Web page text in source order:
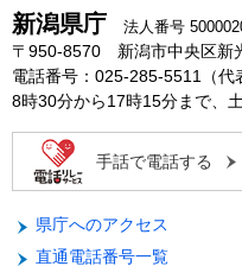
新潟県庁 法人番号
〒950-8570 新潟市中央区新
電話番号：025-285-5511（代
8時30分から17時15分まで、
手話で電話する
県庁へのアクセス
直通電話番号一覧